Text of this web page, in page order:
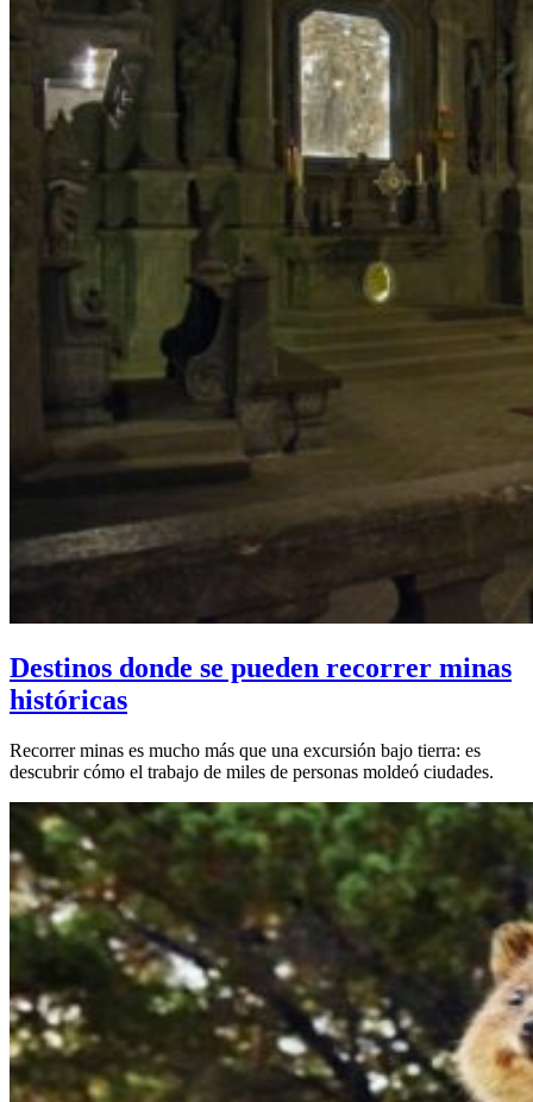
Destinos donde se pueden recorrer minas
históricas
Recorrer minas es mucho más que una excursión bajo tierra: es
descubrir cómo el trabajo de miles de personas moldeó ciudades.